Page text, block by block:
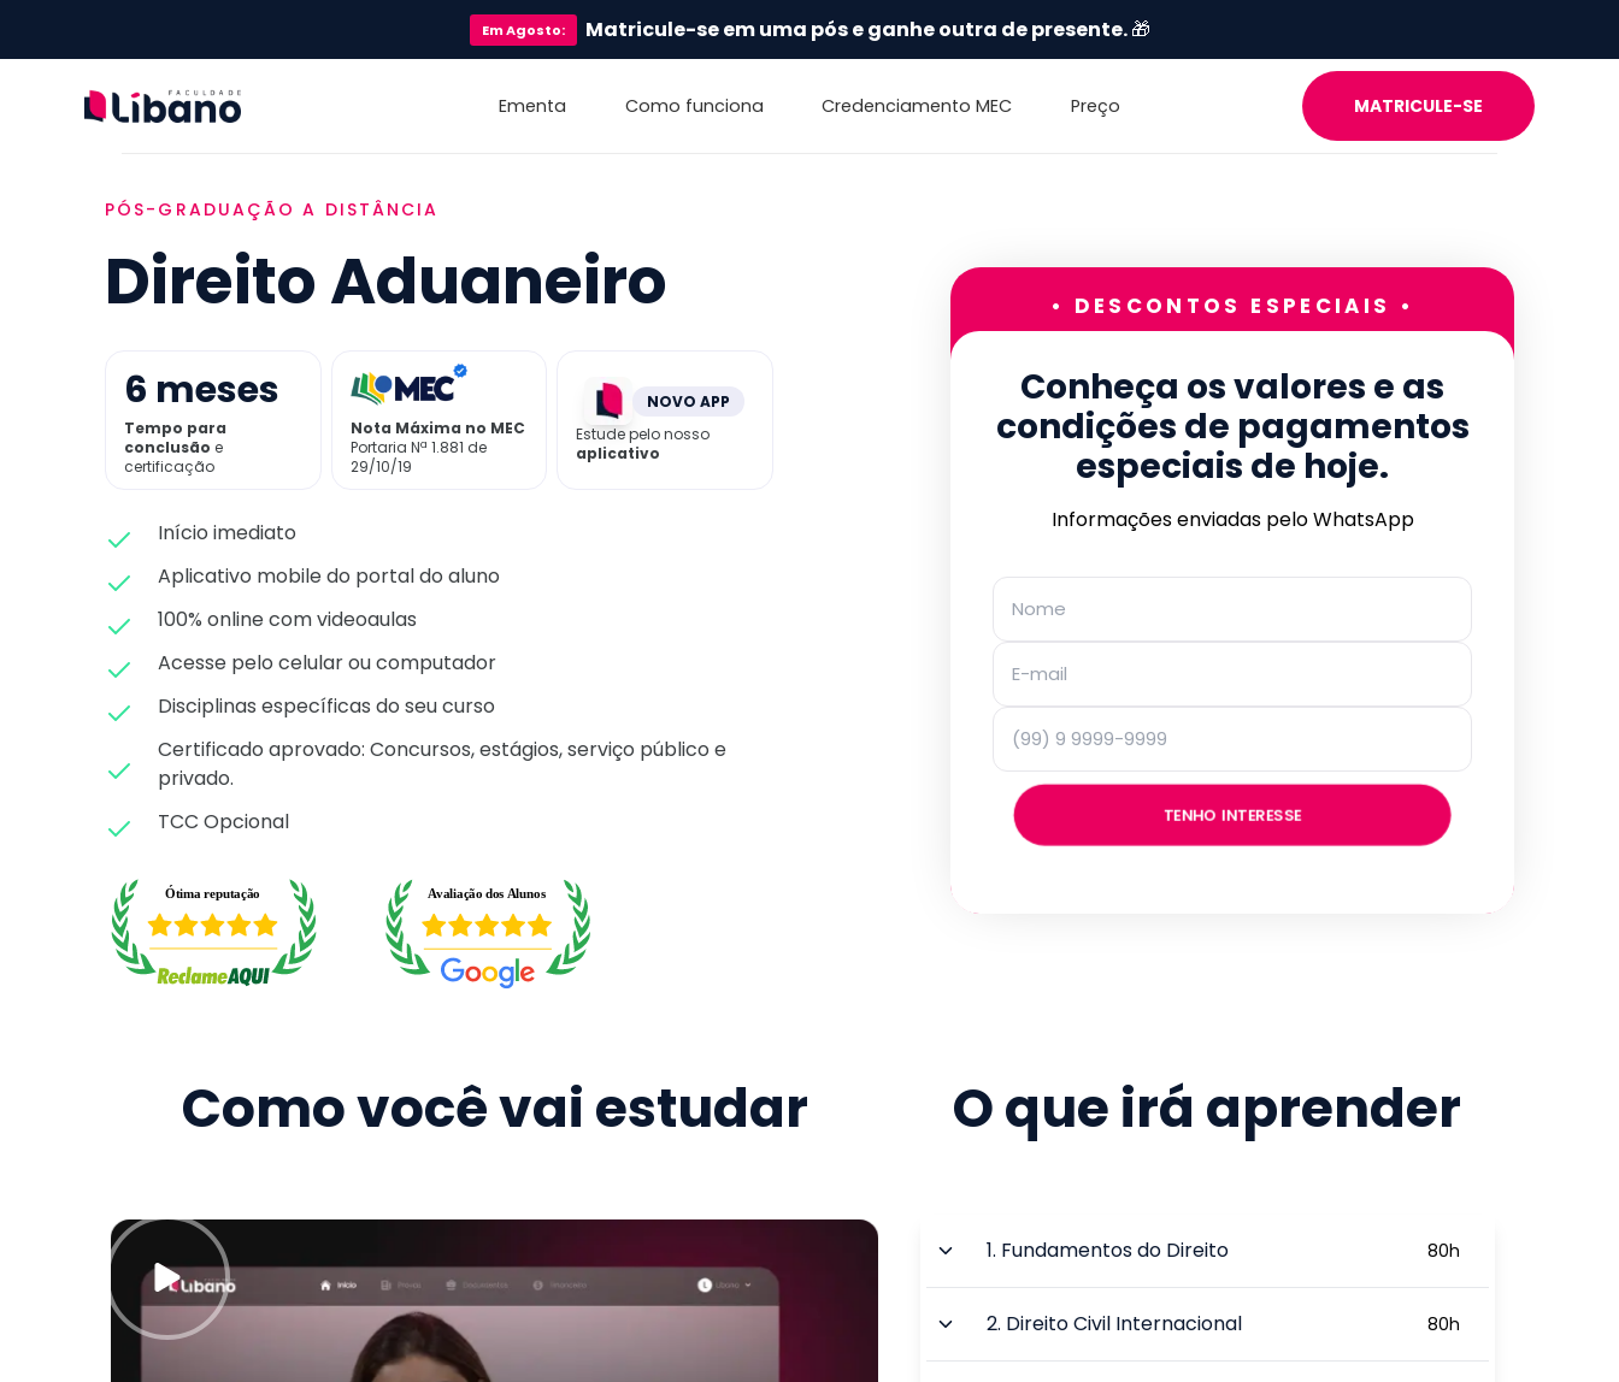
EmAgosto: Matricule-se em uma pós e ganhe outra de presente.🎁
Ementa Como funciona Credenciamento MEC Preço MATRICULE-SE
PÓS-GRADUAÇÃO A DISTÂNCIA
Direito Aduaneiro
6 meses
Tempo para
conclusão e
certificação
Nota Máxima no MEC
Portaria Nª 1.881 de
29/10/19
NOVO APP
Estude pelo nosso
aplicativo
Início imediato
Aplicativo mobile do portal do aluno
100% online com videoaulas
Acesse pelo celular ou computador
Disciplinas específicas do seu curso
Certificado aprovado: Concursos, estágios, serviço público e
privado.
TCC Opcional
• DESCONTOS ESPECIAIS •
Conheça os valores e as
condições de pagamentos
especiais de hoje.
Informações enviadas pelo WhatsApp
TENHO INTERESSE
Como você vai estudar O que irá aprender
1. Fundamentos do Direito 80h
2. Direito Civil Internacional 80h